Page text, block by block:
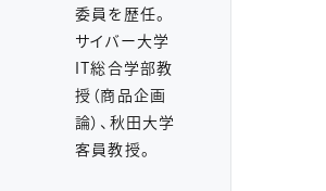
委員を歴任。
サイバー大学
IT総合学部教
授（商品企画
論）、秋田大学
客員教授。